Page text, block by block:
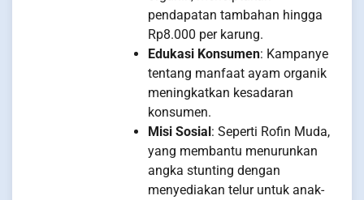
pendapatan tambahan hingga
Rp8.000 per karung.
Edukasi Konsumen: Kampanye
tentang manfaat ayam organik
meningkatkan kesadaran
konsumen.
Misi Sosial: Seperti Rofin Muda,
yang membantu menurunkan
angka stunting dengan
menyediakan telur untuk anak-